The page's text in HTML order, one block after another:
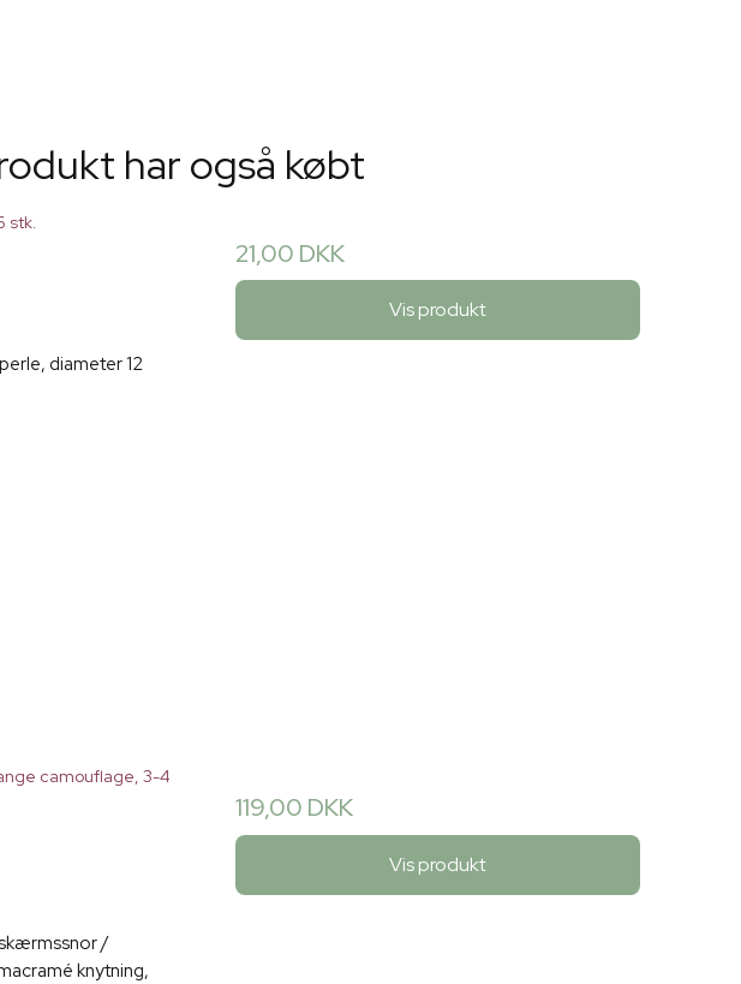
har også købt
stk.
diameter 12
21,00 DKK
Vis produkt
camouflage, 3-4
/
knytning,
119,00 DKK
Vis produkt